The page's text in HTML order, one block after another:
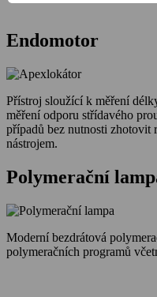
Endomotor
Přístroj sloužící k měření
měření odporu střídavého
případů bez nutnosti zhotovit
nástrojem.
Polymerační
Moderní bezdrátová
polymeračních programů